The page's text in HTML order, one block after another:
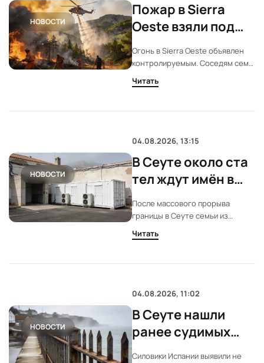
НОВОСТИ
Пожар в Sierra
Oeste взяли под
контроль за 14
дней
Огонь в Sierra Oeste объявлен
контролируемым. Соседям семи
посёлков разрешили вернуться.
Часть дорог и водоёмов всё ещё
Читать
НОВОСТИ
04.08.2026, 13:15
В Сеуте около ста
тел ждут имён в
макроморге
После массового прорыва
границы в Сеуте семьи из
Марокко ищут пропавших.
Похоронные службы завалены
Читать
НОВОСТИ
04.08.2026, 11:02
В Сеуте нашли
ранее судимых
джихадистов
Силовики Испании выявили не